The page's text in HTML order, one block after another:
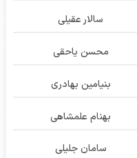
سالار عقیلی
محسن یاحقی
بنیامین بهادری
بهنام علمشاهی
سامان جلیلی